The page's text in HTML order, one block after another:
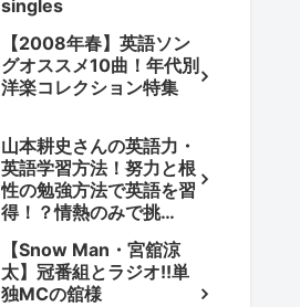
singles
【2008年春】英語ソン
グオススメ10曲！年代別
洋楽コレクション特集
山本耕史さんの英語力・
英語学習方法！努力と根
性の勉強方法で英語を習
得！？情熱のみで挑
【Snow Man・宮舘涼
太】冠番組とラジオ!!単
独MCの舘様